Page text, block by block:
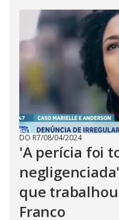
DO R7/08/04/2024
'A perícia foi
que
Franco